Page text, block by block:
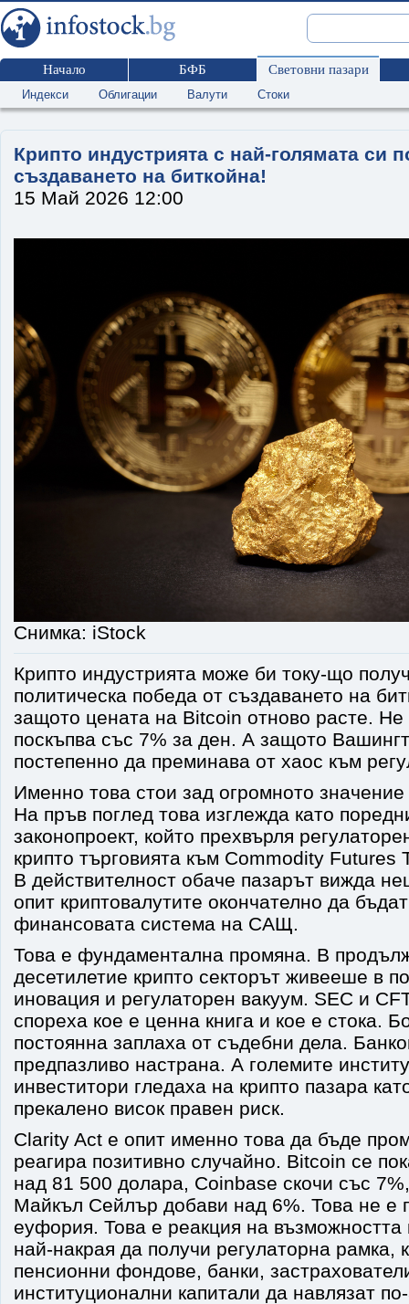
Начало БФБ Световни пазари
Индекси Облигации Валути Стоки
Крипто индустрията с най-голямата си
създаването на биткойна!
15 Май 2026 12:00
Снимка: iStock
Крипто индустрията може би току-що
политическа победа от създаването на
защото цената на Bitcoin отново расте.
поскъпва със 7% за ден. А защото
постепенно да преминава от хаос към
Именно това стои зад огромното
На пръв поглед това изглежда като
законопроект, който прехвърля
крипто търговията към Commodity Futures
В действителност обаче пазарът вижда
опит криптовалутите окончателно да
финансовата система на САЩ.
Това е фундаментална промяна. В
десетилетие крипто секторът живееше в
иновация и регулаторен вакуум. SEC и
спореха кое е ценна книга и кое е стока.
постоянна заплаха от съдебни дела.
предпазливо настрана. А големите
инвеститори гледаха на крипто пазара
прекалено висок правен риск.
Clarity Act е опит именно това да бъде
реагира позитивно случайно. Bitcoin се
над 81 500 долара, Coinbase скочи със
Майкъл Сейлър добави над 6%. Това не е
еуфория. Това е реакция на възможността
най-накрая да получи регулаторна рамка,
пенсионни фондове, банки,
институционални капитали да навлязат